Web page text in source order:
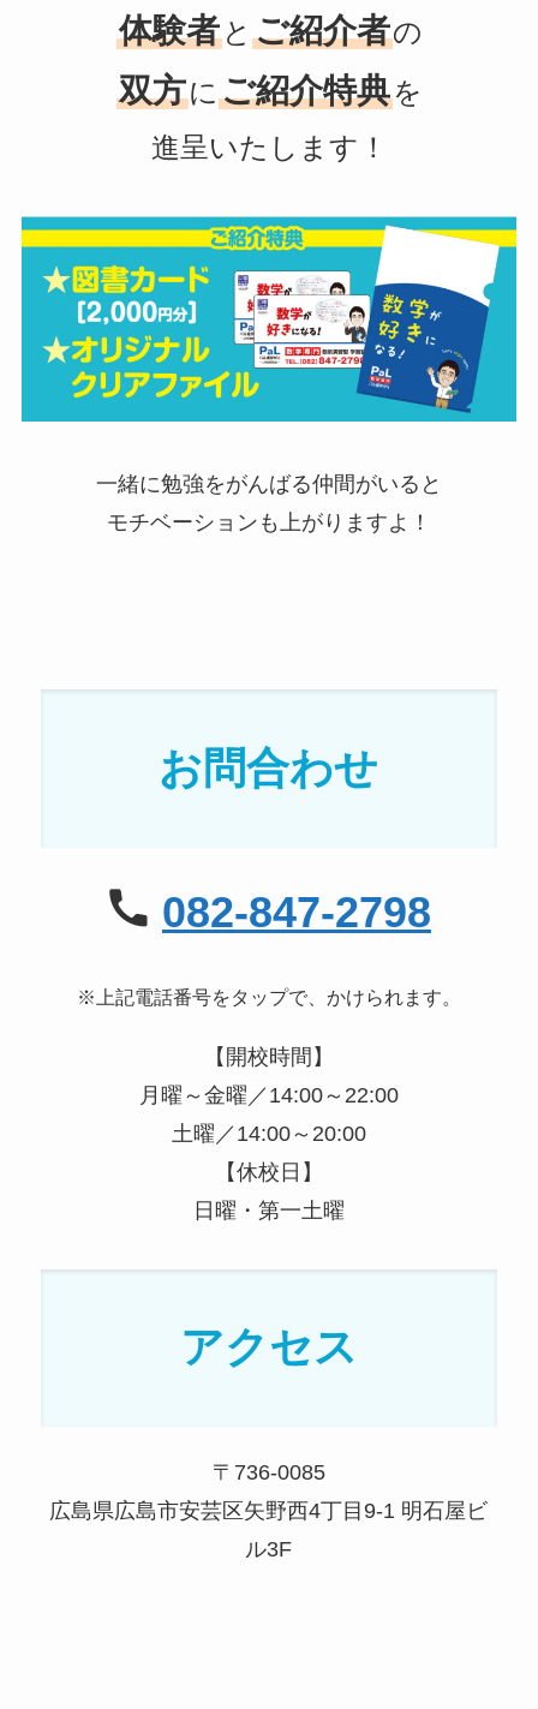
体験者と ご紹介者の
双方にご紹介特典を
進呈いたします！
一緒に勉強をがんばる仲間がいると
モチベーションも上がりますよ！
お問合わせ
082-847-2798
※上記電話番号をタップで、かけられます。
【開校時間】
月曜～金曜／14:00～22:00
土曜／14:00～20:00
【休校日】
日曜・第一土曜
アクセス
〒736-0085
広島県広島市安芸区矢野西4丁目9-1 明石屋ビ
ル3F